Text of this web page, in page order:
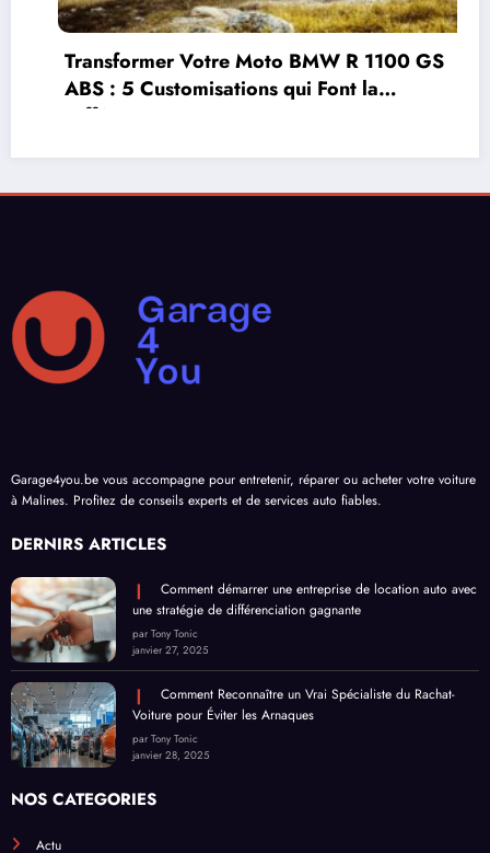
BMW R 1100 GS
qui Font la
Covering moto ou
choisir selon
Garage4you.be vous accompagne pour entretenir, réparer ou acheter votre voiture
à Malines. Profitez de conseils experts et de services auto fiables.
DERNIRS ARTICLES
Comment démarrer une entreprise de location auto avec
une stratégie de différenciation gagnante
par Tony Tonic
janvier 27, 2025
Comment Reconnaître un Vrai Spécialiste du Rachat-
Voiture pour Éviter les Arnaques
par Tony Tonic
janvier 28, 2025
NOS CATEGORIES
Actu